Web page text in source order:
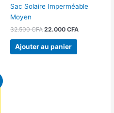
Sac Solaire Imperméable
Moyen
32.500CFA 22.000 CFA
Ajouter au panier